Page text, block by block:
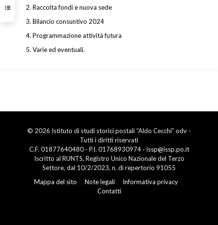
Raccolta fondi e nuova sede
Bilancio consuntivo 2024
Programmazione attività futura
Varie ed eventuali.
© 2026 Istituto di studi storici postali “Aldo Cecchi” odv -
Tutti i diritti riservati
C.F. 01877640480 - P.I. 01768930974 - issp@issp.po.it
Iscritto al RUNTS, Registro Unico Nazionale del Terzo
Settore, dal 10/2/2023, n. di repertorio 91055
Mappa del sito
Note legali
Informativa privacy
Contatti